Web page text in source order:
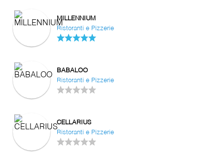
MILLENNIUM
Ristoranti e Pizzerie
BABALOO
Ristoranti e Pizzerie
CELLARIUS
Ristoranti e Pizzerie